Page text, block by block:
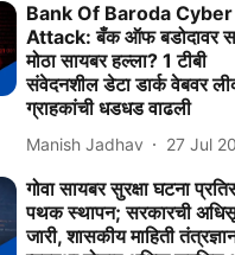
Bank Of Baroda Cyber
Attack: बँक ऑफ बडोदावर
मोठा सायबर हल्ला? 1 टीबी
संवेदनशील डेटा डार्क वेबवर
ग्राहकांची धडधड वाढली
Manish Jadhav 27 Jul
गोवा सायबर सुरक्षा घटना
पथक स्थापन; सरकारची
जारी, शासकीय माहिती